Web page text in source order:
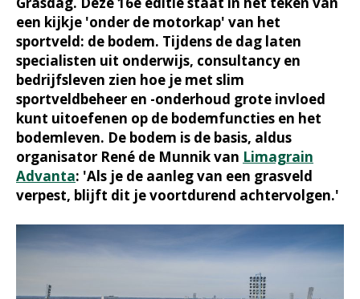
een kijkje 'onder de motorkap' van het
sportveld: de bodem. Tijdens de dag laten
specialisten uit onderwijs, consultancy en
bedrijfsleven zien hoe je met slim
sportveldbeheer en -onderhoud grote invloed
kunt uitoefenen op de bodemfuncties en het
bodemleven. De bodem is de basis, aldus
organisator René de Munnik van Limagrain
Advanta: 'Als je de aanleg van een grasveld
verpest, blijft dit je voortdurend achtervolgen.'